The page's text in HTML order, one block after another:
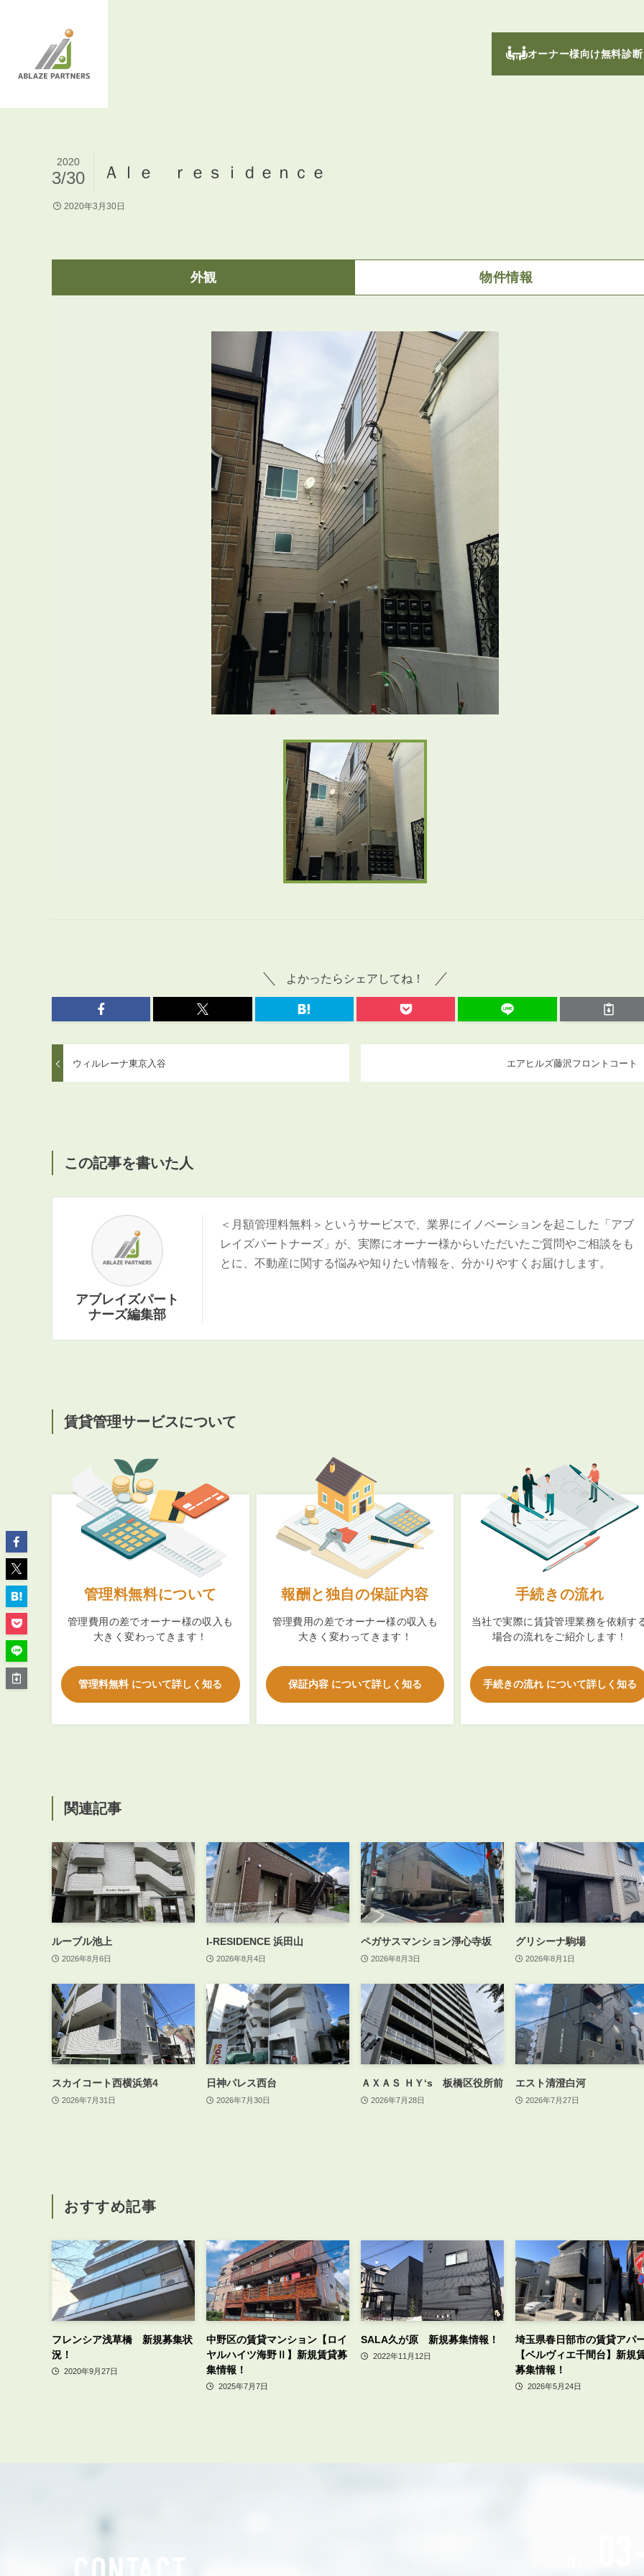
オーナー様向け無料診断
会社概要
スタッフ紹介
グループ会社紹介
採用情報
物件プロモーション＆バリューアップリフォーム
投資不動産を売却したい方
マンションの自主管理について
アパートの大規模修繕について
BROKER
賃貸仲介会社様向け物件検索ログイン
申し込みから契約の流れ
お問い合わせ
03-6262-9556
※音声ガイダンス④を押してください。
【受付時間】10:00~19:00（定休日：水曜日）
管
Ａｌｅ ｒｅｓｉｄｅｎｃｅ
2020
3/30
2020年3月30日
外観 物件情報
よかったらシェアしてね！
ウィルレーナ東京入谷 エアヒルズ藤沢フロントコート
この記事を書いた人
アブレイズパート
ナーズ編集部
＜月額管理料無料＞というサービスで、業界にイノベーションを起こした「アブ
レイズパートナーズ」が、実際にオーナー様からいただいたご質問やご相談をも
とに、不動産に関する悩みや知りたい情報を、分かりやすくお届けします。
賃貸管理サービスについて
管理料無料について
管理費用の差でオーナー様の収入も
大きく変わってきます！
管理料無料 について詳しく知る
報酬と独自の保証内容
管理費用の差でオーナー様の収入も
大きく変わってきます！
保証内容 について詳しく知る
手続きの流れ
当社で実際に賃貸管理業務を依頼す
場合の流れをご紹介します！
手続きの流れ について詳しく知る
関連記事
ルーブル池上
2026年8月6日
I-RESIDENCE 浜田山
2026年8月4日
ペガサスマンション淨心寺坂
2026年8月3日
グリシーナ駒場
2026年8月1日
スカイコート西横浜第4
2026年7月31日
日神パレス西台
2026年7月30日
ＡＸＡＳ ＨＹ‘s 板橋区役所前
2026年7月28日
エスト清澄白河
2026年7月27日
おすすめ記事
フレンシア浅草橋 新規募集状
況！
2020年9月27日
中野区の賃貸マンション【ロイ
ヤルハイツ海野Ⅱ】新規賃貸募
集情報！
2025年7月7日
SALA久が原 新規募集情報！
2022年11月12日
埼玉県春日部市の賃貸アパ
【ベルヴィエ千間台】新規
募集情報！
2026年5月24日